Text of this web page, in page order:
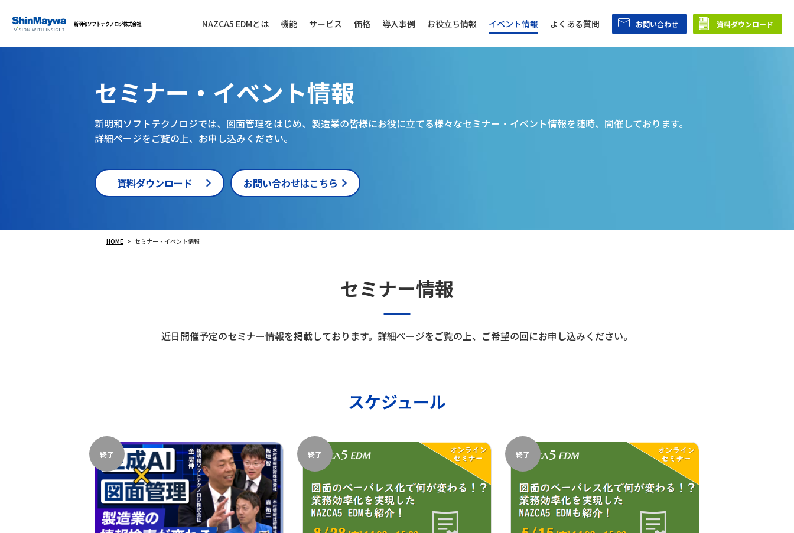
NAZCA5 EDMとは 機能 サービス 価格 導入事例 お役立ち情報 イベント情報 よくある質問 お問い合わせ 資料ダウンロード
セミナー・イベント情報
新明和ソフトテクノロジでは、図面管理をはじめ、製造業の皆様にお役に立てる様々なセミナー・イベント情報を随時、開催しております。
詳細ページをご覧の上、お申し込みください。
資料ダウンロード お問い合わせはこちら
HOME セミナー・イベント情報
セミナー情報
近日開催予定のセミナー情報を掲載しております。詳細ページをご覧の上、ご希望の回にお申し込みください。
スケジュール
終了 終了 終了